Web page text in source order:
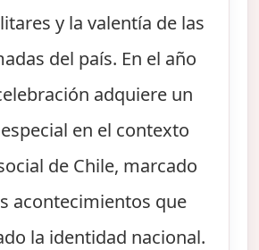
y la valentía de las
del país. En el año
adquiere un
en el contexto
de Chile, marcado
acontecimientos que
la identidad nacional.